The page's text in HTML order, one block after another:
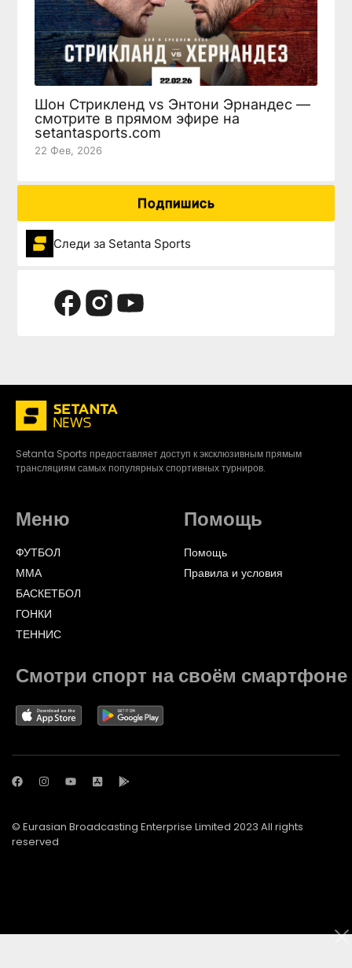
Шон Стрикленд vs Энтони Эрнандес —
смотрите в прямом эфире на
setantasports.com
22 Фев, 2026
Подпишись
Следи за Setanta Sports
Setanta Sports предоставляет доступ к эксклюзивным прямым
трансляциям самых популярных спортивных турниров.
Меню
ФУТБОЛ
ММА
БАСКЕТБОЛ
ГОНКИ
ТЕННИС
Помощь
Помощь
Правила и условия
Смотри спорт на своём смартфоне
© Eurasian Broadcasting Enterprise Limited 2023 All rights
reserved